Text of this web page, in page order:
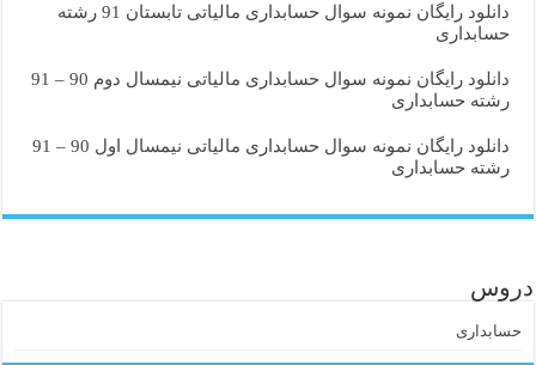
دانلود رایگان نمونه سوال حسابداری مالیاتی تابستان 91 رشته
حسابداری
دانلود رایگان نمونه سوال حسابداری مالیاتی نیمسال دوم 90 – 91
رشته حسابداری
دانلود رایگان نمونه سوال حسابداری مالیاتی نیمسال اول 90 – 91
رشته حسابداری
دروس
حسابداری